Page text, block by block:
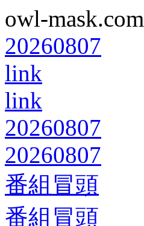
owl-mask.com
20260807
link
link
20260807
20260807
番組冒頭
番組冒頭